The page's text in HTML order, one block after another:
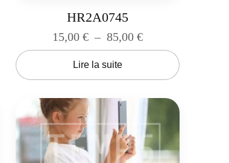
HR2A0745
15,00 € – 85,00 €
Lire la suite